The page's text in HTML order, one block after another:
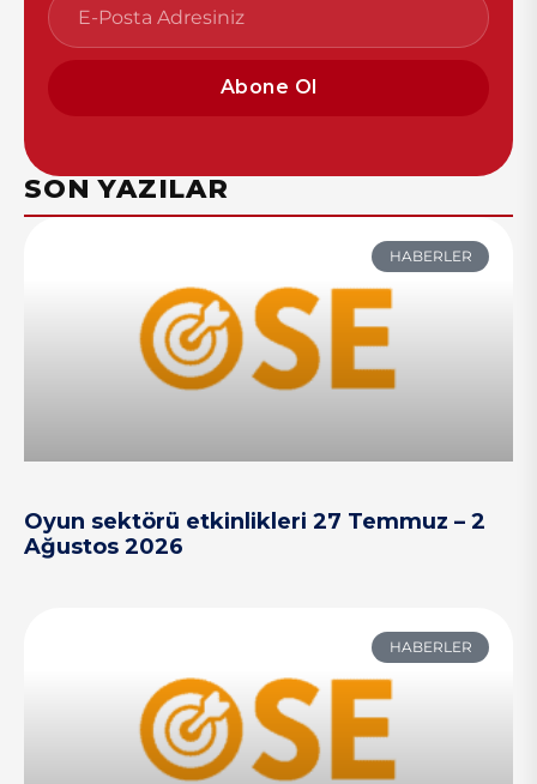
Abone Ol
SON YAZILAR
HABERLER
Oyun sektörü etkinlikleri 27 Temmuz – 2
Ağustos 2026
HABERLER